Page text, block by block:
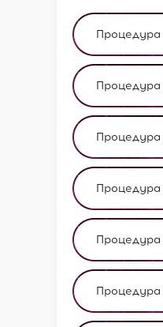
Процедура
Процедура
Процедура
Процедура
Процедура